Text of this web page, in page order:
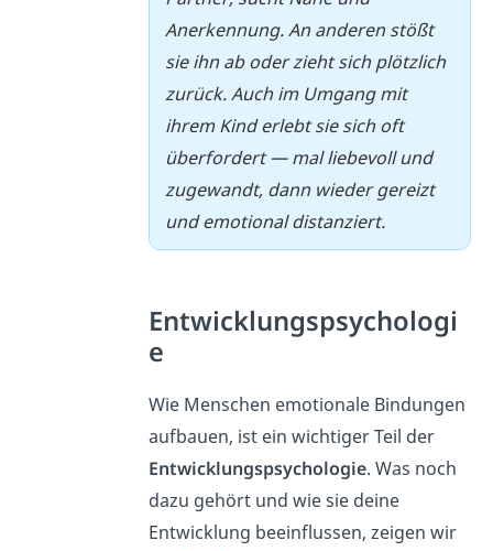
Anerkennung. An anderen stößt
sie ihn ab oder zieht sich plötzlich
zurück. Auch im Umgang mit
ihrem Kind erlebt sie sich oft
überfordert — mal liebevoll und
zugewandt, dann wieder gereizt
und emotional distanziert.
Entwicklungspsychologi
e
Wie Menschen emotionale Bindungen
aufbauen, ist ein wichtiger Teil der
Entwicklungspsychologie. Was noch
dazu gehört und wie sie deine
Entwicklung beeinflussen, zeigen wir